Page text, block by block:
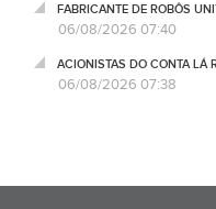
FABRICANTE DE ROBÔS
06/08/2026 07:40
ACIONISTAS DO CONTA LÁ
06/08/2026 07:38